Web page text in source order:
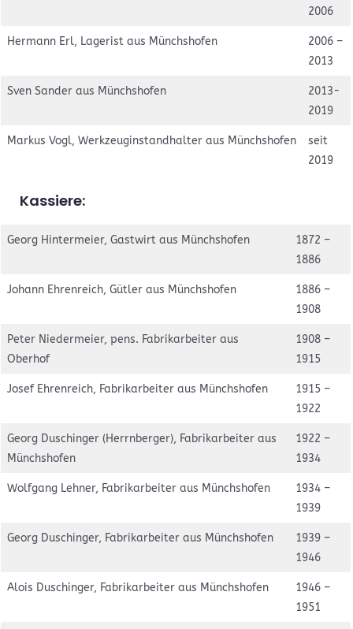
2006
Hermann Erl, Lagerist aus Münchshofen
2006 –
2013
Sven Sander aus Münchshofen
2013-
2019
Markus Vogl, Werkzeuginstandhalter aus Münchshofen
seit
2019
Kassiere:
Georg Hintermeier, Gastwirt aus Münchshofen
1872 –
1886
Johann Ehrenreich, Gütler aus Münchshofen
1886 –
1908
Peter Niedermeier, pens. Fabrikarbeiter aus
Oberhof
1908 –
1915
Josef Ehrenreich, Fabrikarbeiter aus Münchshofen
1915 –
1922
Georg Duschinger (Herrnberger), Fabrikarbeiter aus
Münchshofen
1922 –
1934
Wolfgang Lehner, Fabrikarbeiter aus Münchshofen
1934 –
1939
Georg Duschinger, Fabrikarbeiter aus Münchshofen
1939 –
1946
Alois Duschinger, Fabrikarbeiter aus Münchshofen
1946 –
1951